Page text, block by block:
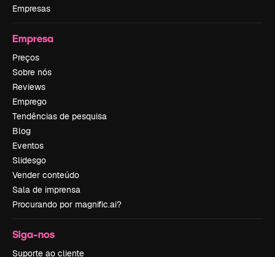
Empresas
Empresa
Preços
Sobre nós
Reviews
Emprego
Tendências de pesquisa
Blog
Eventos
Slidesgo
Vender conteúdo
Sala de imprensa
Procurando por magnific.ai?
Siga-nos
Suporte ao cliente